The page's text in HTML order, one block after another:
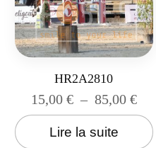
HR2A2810
15,00 € – 85,00 €
Lire la suite